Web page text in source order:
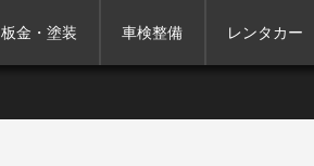
板金・塗装 車検整備 レンタカー